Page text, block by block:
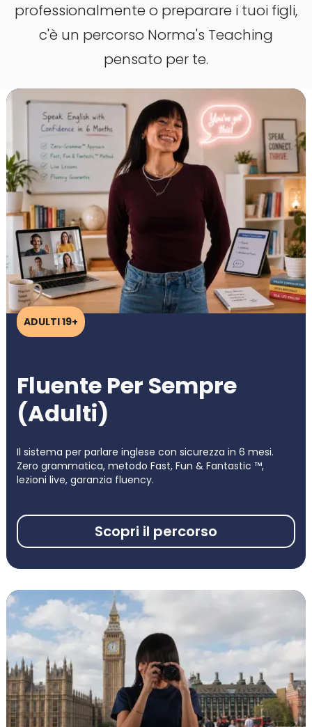
professionalmente o preparare i tuoi figli,
c'è un percorso Norma's Teaching
pensato per te.
ADULTI 19+
Fluente Per Sempre
(Adulti)
Il sistema per parlare inglese con sicurezza in 6 mesi.
Zero grammatica, metodo Fast, Fun & Fantastic ™,
lezioni live, garanzia fluency.
Scopri il percorso